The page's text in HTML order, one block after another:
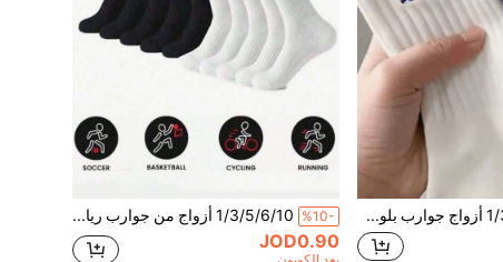
1/3/4/5/6/10 أزواج جوارب بلون موحد رقيقة متوسطة الطول للرجال والنساء، جوارب رياضية للأزواج، علامة تجارية لكرة السلة Ins %10- 1/3/5/6/10 أزواج من جوارب رياضية ضيقة باللونين الأسود والأبيض للسيدات، جوارب رياضية للركوب والجري، جوارب مريحة يومية للعشاق والترفيه دافئة، مناسبة جداً للارتداء في المنزل
JOD0.90